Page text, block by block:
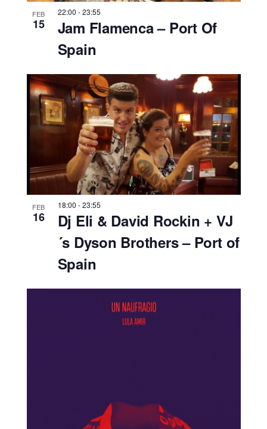
FEB
15
22:00 -23:55
Jam Flamenca – Port Of
Spain
FEB
16
18:00 -23:55
Dj Eli & David Rockin + VJ
´s Dyson Brothers – Port of
Spain